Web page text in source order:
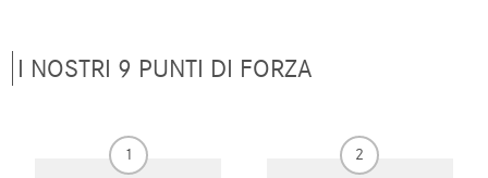
Park Distance Control Pneumatici estivi
I NOSTRI 9 PUNTI DI FORZA
1 2